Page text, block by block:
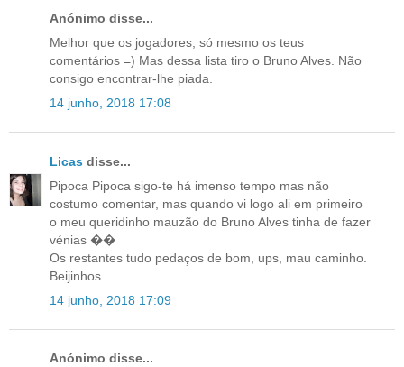
Anónimo disse...
Melhor que os jogadores, só mesmo os teus
comentários =) Mas dessa lista tiro o Bruno Alves. Não
consigo encontrar-lhe piada.
14 junho, 2018 17:08
Licas disse...
Pipoca Pipoca sigo-te há imenso tempo mas não
costumo comentar, mas quando vi logo ali em primeiro
o meu queridinho mauzão do Bruno Alves tinha de fazer
vénias ��
Os restantes tudo pedaços de bom, ups, mau caminho.
Beijinhos
14 junho, 2018 17:09
Anónimo disse...